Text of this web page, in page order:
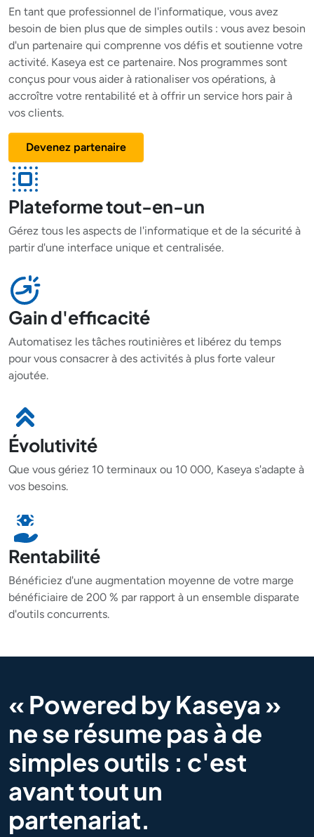
En tant que professionnel de l'informatique, vous avez
besoin de bien plus que de simples outils : vous avez besoin
d'un partenaire qui comprenne vos défis et soutienne votre
activité. Kaseya est ce partenaire. Nos programmes sont
conçus pour vous aider à rationaliser vos opérations, à
accroître votre rentabilité et à offrir un service hors pair à
vos clients.
Devenez partenaire
Plateforme tout-en-un
Gérez tous les aspects de l'informatique et de la sécurité à
partir d'une interface unique et centralisée.
Gain d'efficacité
Automatisez les tâches routinières et libérez du temps
pour vous consacrer à des activités à plus forte valeur
ajoutée.
Évolutivité
Que vous gériez 10 terminaux ou 10 000, Kaseya s'adapte à
vos besoins.
Rentabilité
Bénéficiez d'une augmentation moyenne de votre marge
bénéficiaire de 200 % par rapport à un ensemble disparate
d'outils concurrents.
« Powered by Kaseya »
ne se résume pas à de
simples outils : c'est
avant tout un
partenariat.